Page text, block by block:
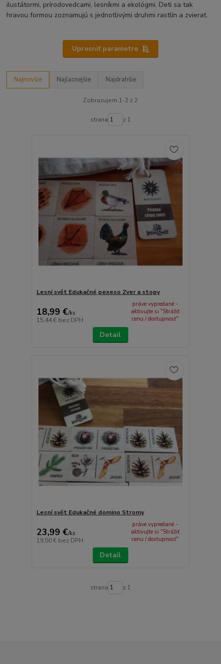
ilustátormi, prírodovedcami, lesníkmi a ekológmi. Deti sa tak
hravou formou zoznamujú s jednotlivými druhmi rastlín a zvierat.
Upresniť parametre
Najnovšie Najlacnejšie Najdrahšie
Zobrazujem 1-2 z 2
strana z 1
Lesní svět Edukačné pexeso Zver a stopy
18,99 €/ks
15,44 € bez DPH
práve vypredané -
aktivujte si "Strážiť
cenu / dostupnosť"
Detail
Lesní svět Edukačné domino Stromy
23,99 €/ks
19,50 € bez DPH
práve vypredané -
aktivujte si "Strážiť
cenu / dostupnosť"
Detail
strana z 1